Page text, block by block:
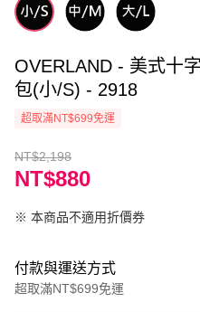
OVERLAND - 美式十
包(小/S) - 2918
超取滿NT$699免運
NT$2,198
NT$880
※ 本商品不適用折價券
付款與運送方式
超取滿NT$699免運